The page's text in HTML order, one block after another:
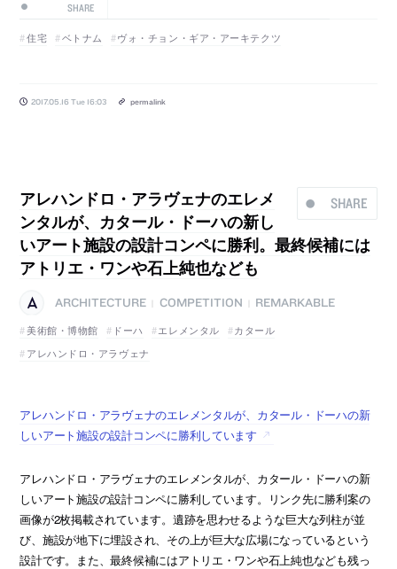
SHARE
住宅 ベトナム ヴォ・チョン・ギア・アーキテクツ
2017.05.16 Tue 16:03 permalink
SHARE
アレハンドロ・アラヴェナのエレメ
ンタルが、カタール・ドーハの新し
いアート施設の設計コンペに勝利。最終候補には
アトリエ・ワンや石上純也なども
ARCHITECTURE COMPETITION
REMARKABLE
美術館・博物館
ドーハ エレメンタル
カタール
アレハンドロ・アラヴェナ
アレハンドロ・アラヴェナのエレメンタルが、カタール・ドーハの新
しいアート施設の設計コンペに勝利しています
アレハンドロ・アラヴェナのエレメンタルが、カタール・ドーハの新
しいアート施設の設計コンペに勝利しています。リンク先に勝利案の
画像が2枚掲載されています。遺跡を思わせるような巨大な列柱が並
び、施設が地下に埋設され、その上が巨大な広場になっているという
設計です。また、最終候補にはアトリエ・ワンや石上純也なども残っ